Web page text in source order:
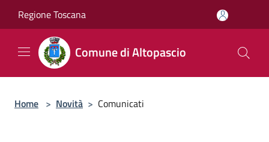
Regione Toscana
Comune di Altopascio
Home > Novità > Comunicati